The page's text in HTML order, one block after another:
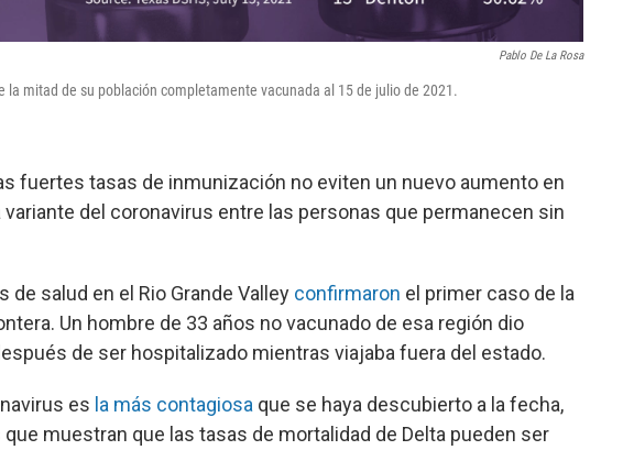
Pablo De La Rosa
la mitad de su población completamente vacunada al 15 de julio de 2021.
fuertes tasas de inmunización no eviten un nuevo aumento en
del coronavirus entre las personas que permanecen sin
de salud en el Rio Grande Valley confirmaron el primer caso de la
Un hombre de 33 años no vacunado de esa región dio
de ser hospitalizado mientras viajaba fuera del estado.
es la más contagiosa que se haya descubierto a la fecha,
muestran que las tasas de mortalidad de Delta pueden ser